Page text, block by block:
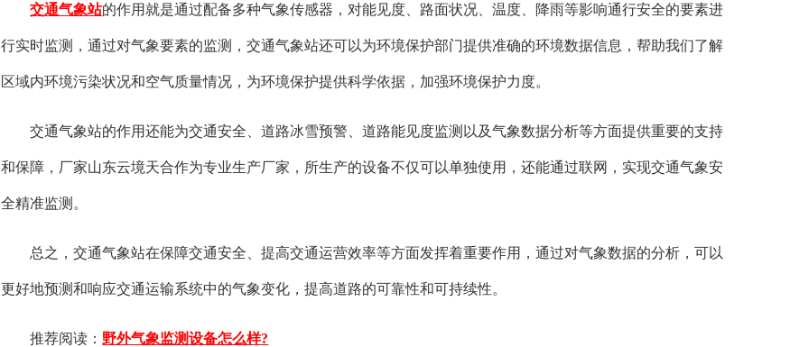
交通气象站的作用就是通过配备多种气象传感器，对能见度、路面状况、温度、降雨等影响通行安全的要素进
行实时监测，通过对气象要素的监测，交通气象站还可以为环境保护部门提供准确的环境数据信息，帮助我们了解
区域内环境污染状况和空气质量情况，为环境保护提供科学依据，加强环境保护力度。
交通气象站的作用还能为交通安全、道路冰雪预警、道路能见度监测以及气象数据分析等方面提供重要的支持
和保障，厂家山东云境天合作为专业生产厂家，所生产的设备不仅可以单独使用，还能通过联网，实现交通气象安
全精准监测。
总之，交通气象站在保障交通安全、提高交通运营效率等方面发挥着重要作用，通过对气象数据的分析，可以
更好地预测和响应交通运输系统中的气象变化，提高道路的可靠性和可持续性。
推荐阅读： 野外气象监测设备怎么样?